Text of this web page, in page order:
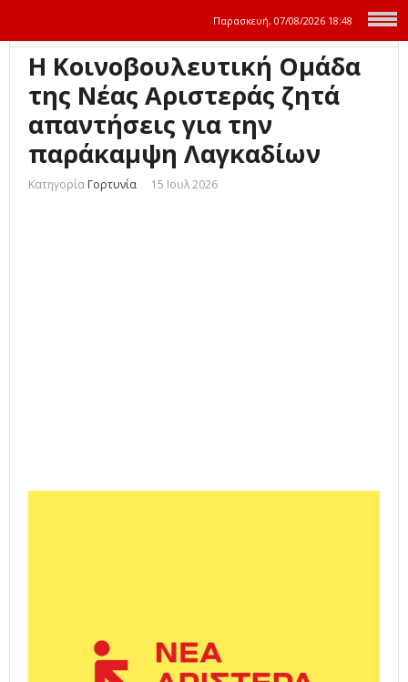
Παρασκευή, 07/08/2026 18:48
Η Κοινοβουλευτική Ομάδα
της Νέας Αριστεράς ζητά
απαντήσεις για την
παράκαμψη Λαγκαδίων
Κατηγορία Γορτυνία 15 Ιουλ 2026